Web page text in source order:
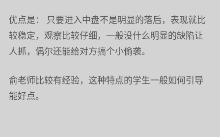
优点是： 只要进入中盘不是明显的落后，表现就比
较稳定，观察比较仔细，一般没什么明显的缺陷让
人抓，偶尔还能给对方搞个小偷袭。
俞老师比较有经验，这种特点的学生一般如何引导
能好点。